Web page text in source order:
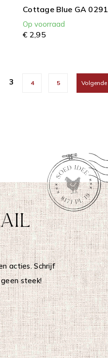
Cottage Blue GA 0291
Op voorraad
€ 2,95
3 4 5 Volgende
acties. Schrijf
steek!